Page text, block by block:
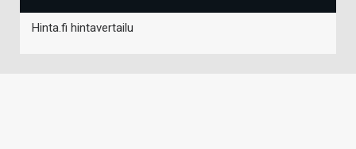
Hinta.fi hintavertailu